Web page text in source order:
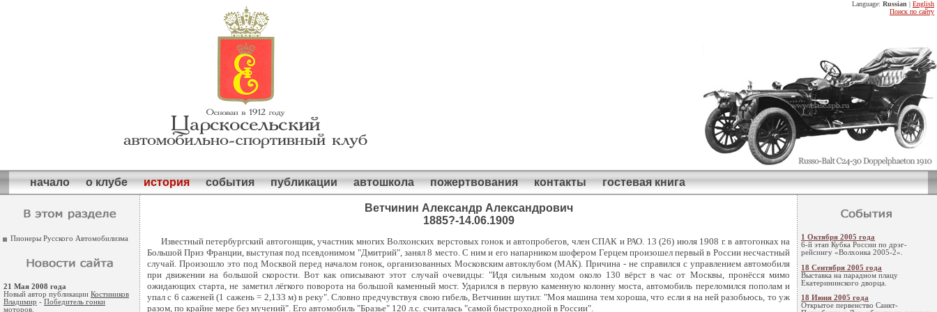
Language: Russian | English
Поиск по сайту
начало о клубе история события публикации автошкола пожертвования контакты гостевая книга
Пионеры Русского Автомобилизма
21 Мая 2008 года
Новый автор публикации Костиников
Владимир - Победитель гонки
моторов
Ветчинин Александр Александрович
1885?-14.06.1909
Известный петербургский автогонщик, участник многих Волхонских верстовых гонок и автопробегов, член СПАК и РАО. 13 (26) июля 1908 г. в автогонках на
Большой Приз Франции, выступая под псевдонимом "Дмитрий", занял 8 место. С ним и его напарником шофером Герцем произошел первый в России несчастный
случай. Произошло это под Москвой перед началом гонок, организованных Московским автоклубом (МАК). Причина - не справился с управлением автомобиля
при движении на большой скорости. Вот как описывают этот случай очевидцы: "Идя сильным ходом около 130 вёрст в час от Москвы, пронёсся мимо
ожидающих старта, не заметил лёгкого поворота на большой каменный мост. Ударился в первую каменную колонну моста, автомобиль переломился пополам и
упал с 6 саженей (1 сажень = 2,133 м) в реку". Словно предчувствуя свою гибель, Ветчинин шутил: "Моя машина тем хороша, что если я на ней разобьюсь, то уж
разом, по крайне мере без мучений". Его автомобиль "Бразье" 120 л.с. считалась "самой быстроходной в России".
1 Октября 2005 года
6-й этап Кубка России по дрэг-
рейсингу «Волхонка 2005-2».
18 Сентября 2005 года
Выставка на парадном плацу
Екатерининского дворца.
18 Июня 2005 года
Открытое первенство Санкт-